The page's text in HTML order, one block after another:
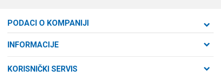
PODACI O KOMPANIJI
Cara Dušana 47
INFORMACIJE
KORISNIČKI SERVIS